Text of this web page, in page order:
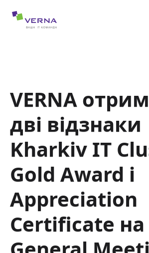
VERNA
дві відзнаки
Kharkiv IT
Gold Award і
Appreciation
Certificate на